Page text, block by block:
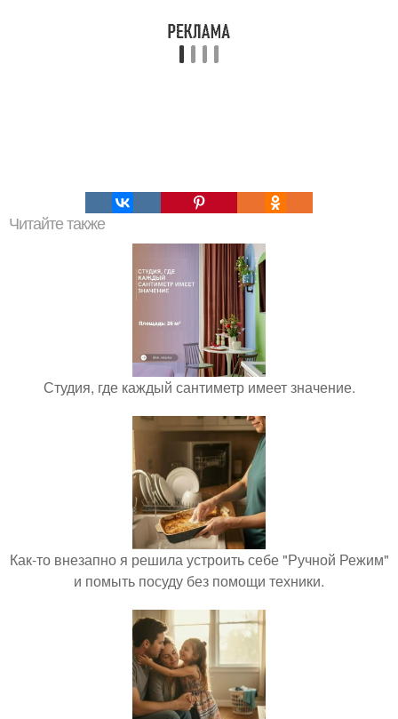
Читайте также
Студия, где каждый сантиметр имеет значение.
Как-то внезапно я решила устроить себе "Ручной Режим"
и помыть посуду без помощи техники.